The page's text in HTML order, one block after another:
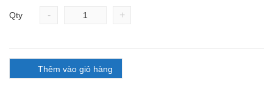
Qty - +
Thêm vào giỏ hàng